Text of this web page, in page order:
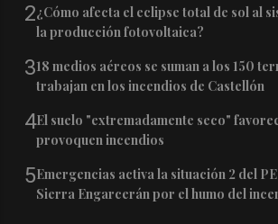
2¿Cómo afecta el eclipse total de sol al
la producción fotovoltaica?
318 medios aéreos se suman a los 150
trabajan en los incendios de Castellón
4El suelo "extremadamente seco"
provoquen incendios
5Emergencias activa la situación 2 del
Sierra Engarcerán por el humo del